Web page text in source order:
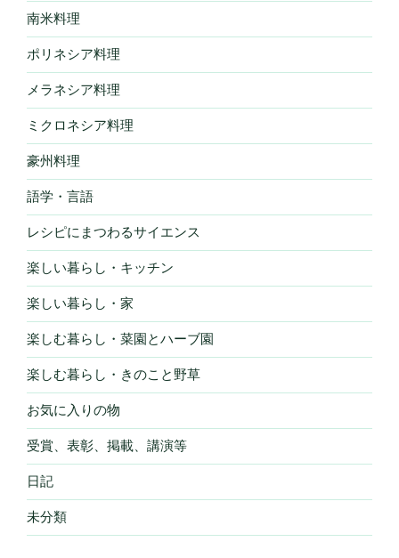
南米料理
ポリネシア料理
メラネシア料理
ミクロネシア料理
豪州料理
語学・言語
レシピにまつわるサイエンス
楽しい暮らし・キッチン
楽しい暮らし・家
楽しむ暮らし・菜園とハーブ園
楽しむ暮らし・きのこと野草
お気に入りの物
受賞、表彰、掲載、講演等
日記
未分類